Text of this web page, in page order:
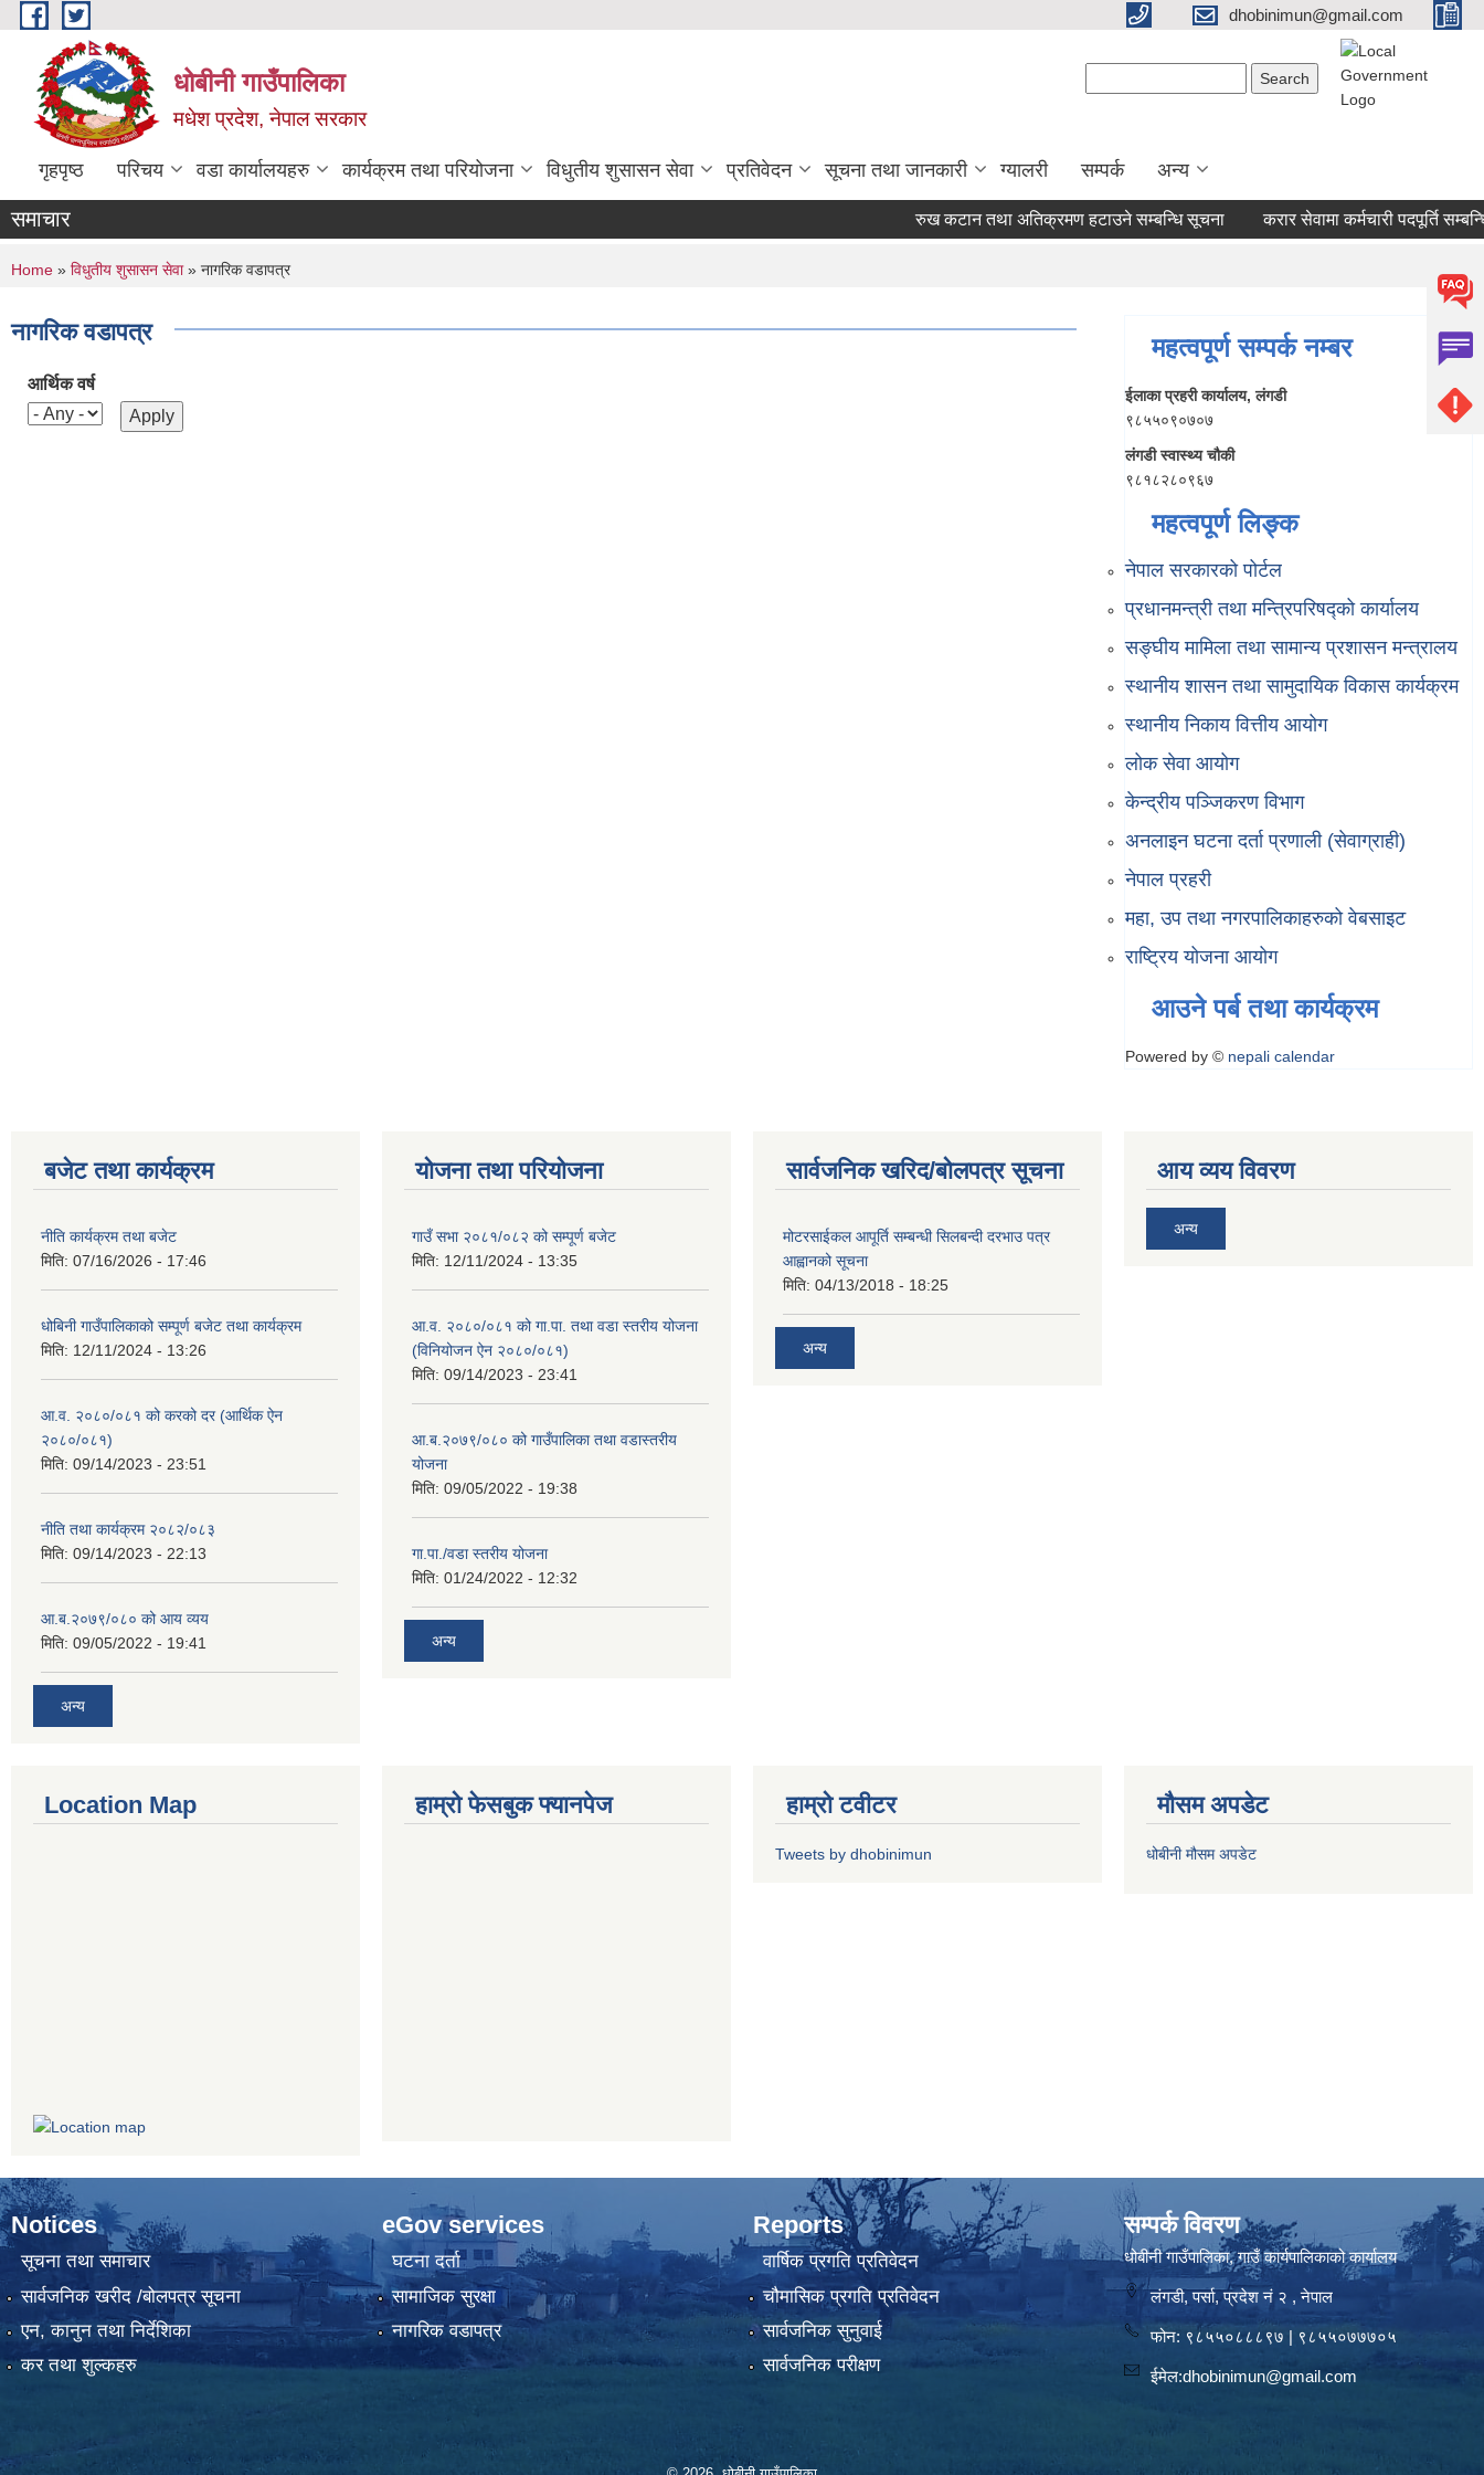
Skip to main content dhobinimun@gmail.com
धोबीनी गाउँपालिका
मधेश प्रदेश, नेपाल सरकार
गृहपृष्ठ परिचय वडा कार्यालयहरु कार्यक्रम तथा परियोजना विधुतीय शुसासन सेवा प्रतिवेदन सूचना तथा जानकारी ग्यालरी सम्पर्क अन्य
समाचार रुख कटान तथा अतिक्रमण हटाउने सम्बन्धि सूचना करार सेवामा कर्मचारी पदपूर्ति सम्बन्धि
You are here
Home » विधुतीय शुसासन सेवा» नागरिक वडापत्र
नागरिक वडापत्र
आर्थिक वर्ष
महत्वपूर्ण सम्पर्क नम्बर
ईलाका प्रहरी कार्यालय, लंगडी
९८५५०९०७०७
लंगडी स्वास्थ्य चौकी
९८१८२८०९६७
महत्वपूर्ण लिङ्क
नेपाल सरकारको पोर्टल
प्रधानमन्त्री तथा मन्त्रिपरिषद्को कार्यालय
सङ्घीय मामिला तथा सामान्य प्रशासन मन्त्रालय
स्थानीय शासन तथा सामुदायिक विकास कार्यक्रम
स्थानीय निकाय वित्तीय आयोग
लोक सेवा आयोग
केन्द्रीय पञ्जिकरण विभाग
अनलाइन घटना दर्ता प्रणाली (सेवाग्राही)
नेपाल प्रहरी
महा, उप तथा नगरपालिकाहरुको वेबसाइट
राष्ट्रिय योजना आयोग
आउने पर्ब तथा कार्यक्रम
Powered by © nepali calendar
बजेट तथा कार्यक्रम
नीति कार्यक्रम तथा बजेट
मिति: 07/16/2026 - 17:46
धोबिनी गाउँपालिकाको सम्पूर्ण बजेट तथा कार्यक्रम
मिति: 12/11/2024 - 13:26
आ.व. २०८०/०८१ को करको दर (आर्थिक ऐन
२०८०/०८१)
मिति: 09/14/2023 - 23:51
नीति तथा कार्यक्रम २०८२/०८३
मिति: 09/14/2023 - 22:13
आ.ब.२०७९/०८० को आय व्यय
मिति: 09/05/2022 - 19:41
अन्य
योजना तथा परियोजना
गाउँ सभा २०८१/०८२ को सम्पूर्ण बजेट
मिति: 12/11/2024 - 13:35
आ.व. २०८०/०८१ को गा.पा. तथा वडा स्तरीय योजना
(विनियोजन ऐन २०८०/०८१)
मिति: 09/14/2023 - 23:41
आ.ब.२०७९/०८० को गाउँपालिका तथा वडास्तरीय
योजना
मिति: 09/05/2022 - 19:38
गा.पा./वडा स्तरीय योजना
मिति: 01/24/2022 - 12:32
अन्य
सार्वजनिक खरिद/बोलपत्र सूचना
मोटरसाईकल आपूर्ति सम्बन्धी सिलबन्दी दरभाउ पत्र
आह्वानको सूचना
मिति: 04/13/2018 - 18:25
अन्य
आय व्यय विवरण
अन्य
Location Map हाम्रो फेसबुक फ्यानपेज हाम्रो टवीटर
Tweets by dhobinimun
मौसम अपडेट
धोबीनी मौसम अपडेट
Notices
सूचना तथा समाचार
सार्वजनिक खरीद /बोलपत्र सूचना
एन, कानुन तथा निर्देशिका
कर तथा शुल्कहरु
eGov services
घटना दर्ता
सामाजिक सुरक्षा
नागरिक वडापत्र
Reports
वार्षिक प्रगति प्रतिवेदन
चौमासिक प्रगति प्रतिवेदन
सार्वजनिक सुनुवाई
सार्वजनिक परीक्षण
सम्पर्क विवरण
धोबीनी गाउँपालिका, गाउँ कार्यपालिकाको कार्यालय
लंगडी, पर्सा, प्रदेश नं २ , नेपाल
फोन: ९८५५०८८८९७ | ९८५५०७७७०५
ईमेल:dhobinimun@gmail.com